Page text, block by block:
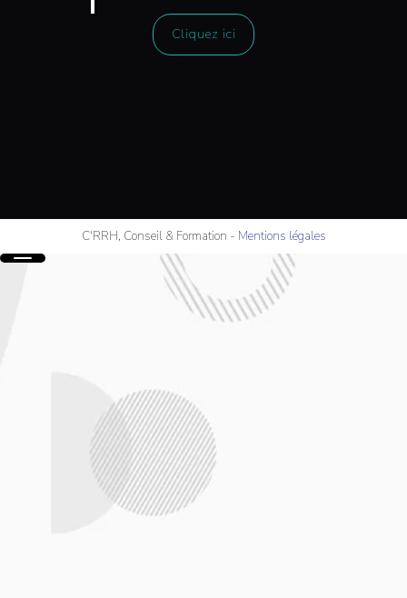
Cliquez ici
C'RRH, Conseil & Formation - Mentions légales